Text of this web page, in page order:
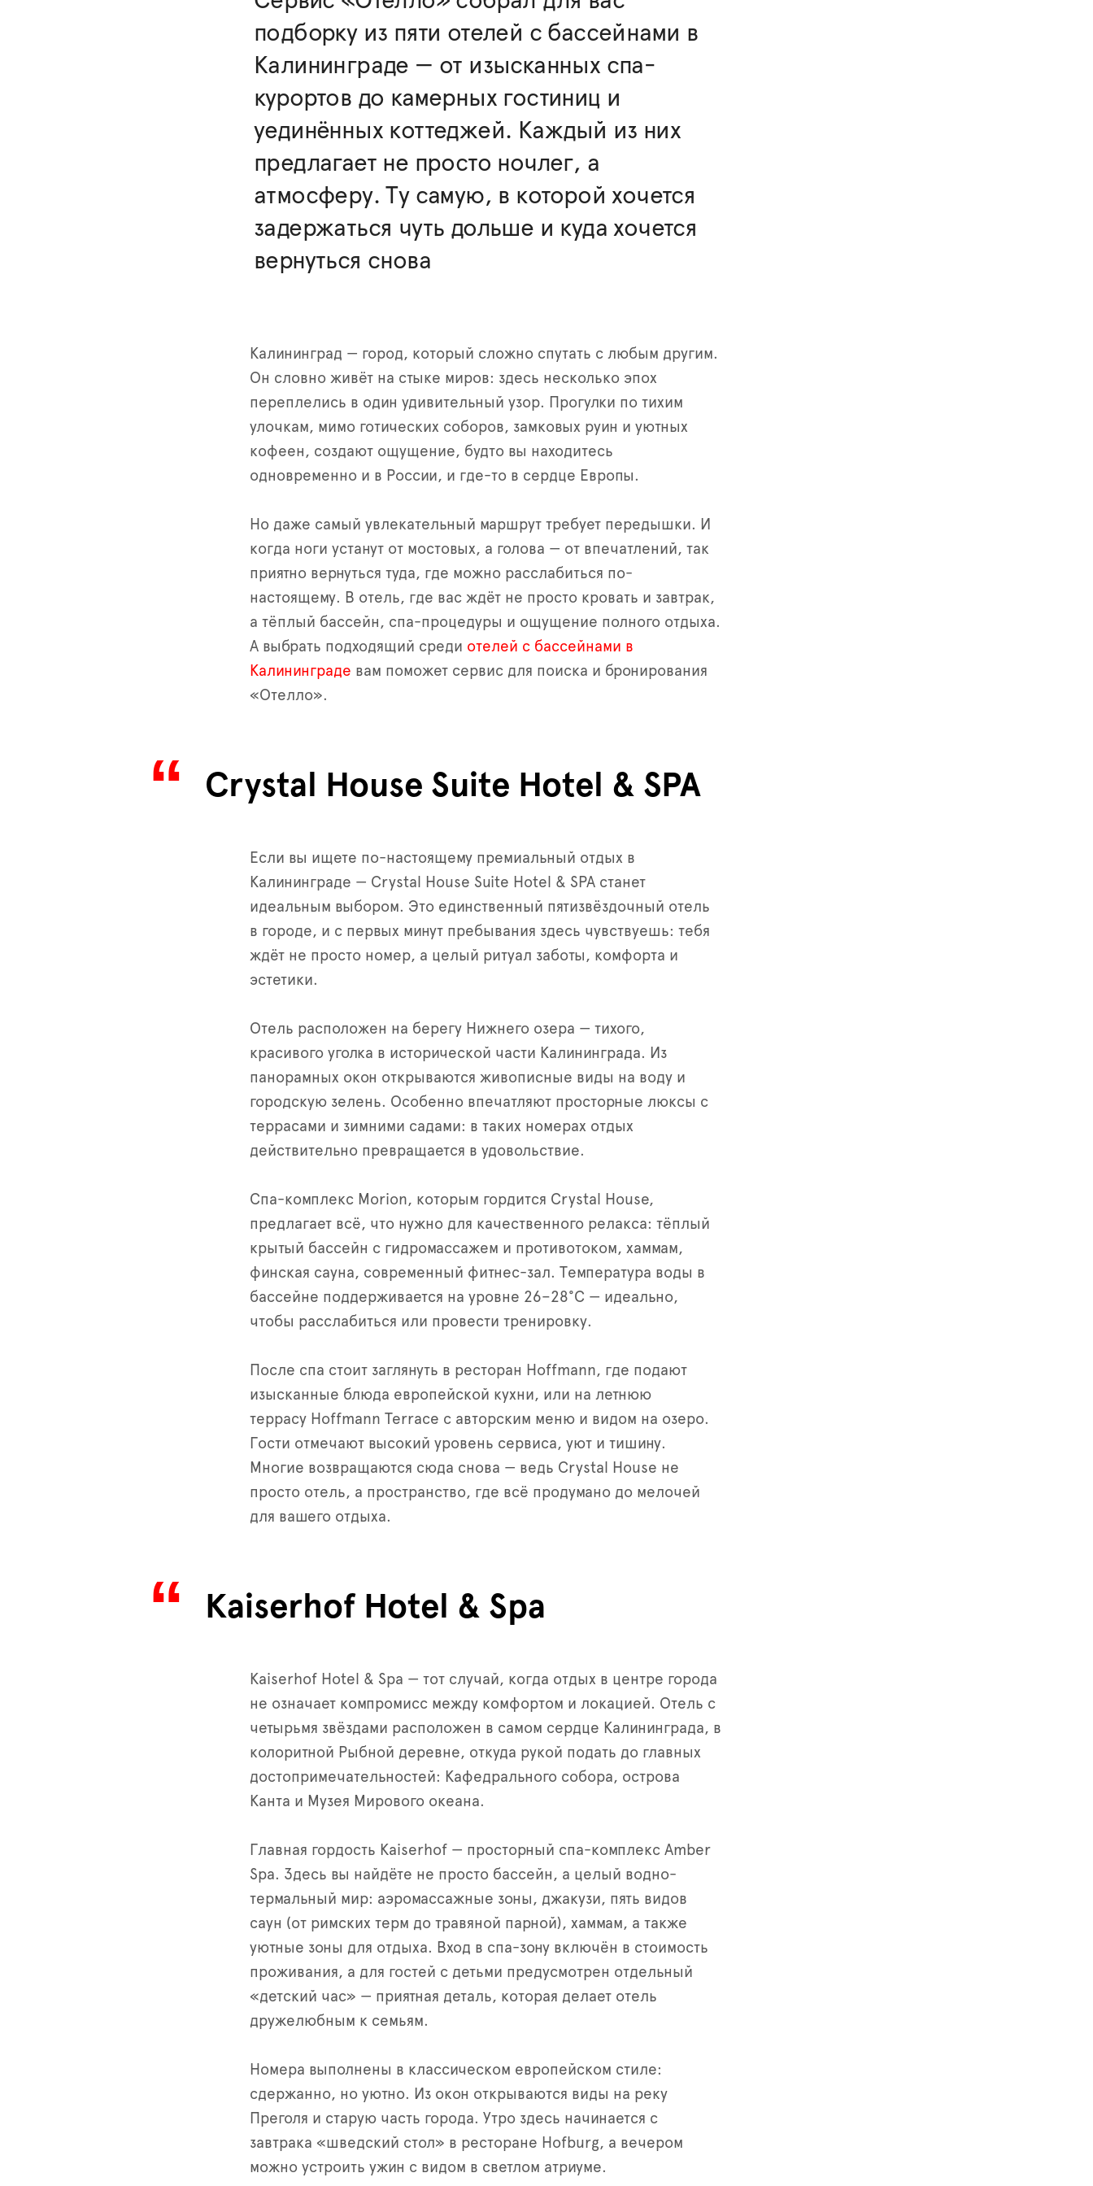
подборку из пяти отелей с бассейнами в
Калининграде — от изысканных спа-
курортов до камерных гостиниц и
уединённых коттеджей. Каждый из них
предлагает не просто ночлег, а
атмосферу. Ту самую, в которой хочется
задержаться чуть дольше и куда хочется
вернуться снова
Калининград — город, который сложно спутать с любым другим.
Он словно живёт на стыке миров: здесь несколько эпох
переплелись в один удивительный узор. Прогулки по тихим
улочкам, мимо готических соборов, замковых руин и уютных
кофеен, создают ощущение, будто вы находитесь
одновременно и в России, и где-то в сердце Европы.
Но даже самый увлекательный маршрут требует передышки. И
когда ноги устанут от мостовых, а голова — от впечатлений, так
приятно вернуться туда, где можно расслабиться по-
настоящему. В отель, где вас ждёт не просто кровать и завтрак,
а тёплый бассейн, спа-процедуры и ощущение полного отдыха.
А выбрать подходящий среди отелей с бассейнами в
Калининграде вам поможет сервис для поиска и бронирования
«Отелло».
Crystal House Suite Hotel & SPA
Если вы ищете по-настоящему премиальный отдых в
Калининграде — Crystal House Suite Hotel & SPA станет
идеальным выбором. Это единственный пятизвёздочный отель
в городе, и с первых минут пребывания здесь чувствуешь: тебя
ждёт не просто номер, а целый ритуал заботы, комфорта и
эстетики.
Отель расположен на берегу Нижнего озера — тихого,
красивого уголка в исторической части Калининграда. Из
панорамных окон открываются живописные виды на воду и
городскую зелень. Особенно впечатляют просторные люксы с
террасами и зимними садами: в таких номерах отдых
действительно превращается в удовольствие.
Спа-комплекс Morion, которым гордится Crystal House,
предлагает всё, что нужно для качественного релакса: тёплый
крытый бассейн с гидромассажем и противотоком, хаммам,
финская сауна, современный фитнес-зал. Температура воды в
бассейне поддерживается на уровне 26–28°C — идеально,
чтобы расслабиться или провести тренировку.
После спа стоит заглянуть в ресторан Hoffmann, где подают
изысканные блюда европейской кухни, или на летнюю
террасу Hoffmann Terrace с авторским меню и видом на озеро.
Гости отмечают высокий уровень сервиса, уют и тишину.
Многие возвращаются сюда снова — ведь Crystal House не
просто отель, а пространство, где всё продумано до мелочей
для вашего отдыха.
Kaiserhof Hotel & Spa
Kaiserhof Hotel & Spa — тот случай, когда отдых в центре города
не означает компромисс между комфортом и локацией. Отель с
четырьмя звёздами расположен в самом сердце Калининграда, в
колоритной Рыбной деревне, откуда рукой подать до главных
достопримечательностей: Кафедрального собора, острова
Канта и Музея Мирового океана.
Главная гордость Kaiserhof — просторный спа-комплекс Amber
Spa. Здесь вы найдёте не просто бассейн, а целый водно-
термальный мир: аэромассажные зоны, джакузи, пять видов
саун (от римских терм до травяной парной), хаммам, а также
уютные зоны для отдыха. Вход в спа-зону включён в стоимость
проживания, а для гостей с детьми предусмотрен отдельный
«детский час» — приятная деталь, которая делает отель
дружелюбным к семьям.
Номера выполнены в классическом европейском стиле:
сдержанно, но уютно. Из окон открываются виды на реку
Преголя и старую часть города. Утро здесь начинается с
завтрака «шведский стол» в ресторане Hofburg, а вечером
можно устроить ужин с видом в светлом атриуме.